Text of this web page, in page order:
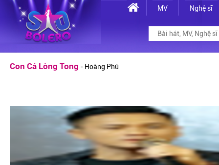
MV Nghệ sĩ
Con Cá Lòng Tong - Hoàng Phú